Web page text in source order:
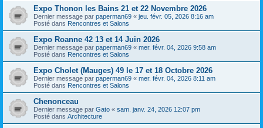
Expo Thonon les Bains 21 et 22 Novembre 2026
Dernier message par paperman69 « jeu. févr. 05, 2026 8:16 am
Posté dans Rencontres et Salons
Expo Roanne 42 13 et 14 Juin 2026
Dernier message par paperman69 « mer. févr. 04, 2026 9:58 am
Posté dans Rencontres et Salons
Expo Cholet (Mauges) 49 le 17 et 18 Octobre 2026
Dernier message par paperman69 « mer. févr. 04, 2026 8:11 am
Posté dans Rencontres et Salons
Chenonceau
Dernier message par Gato « sam. janv. 24, 2026 12:07 pm
Posté dans Architecture